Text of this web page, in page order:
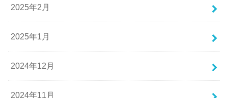
2025年2月
2025年1月
2024年12月
2024年11月